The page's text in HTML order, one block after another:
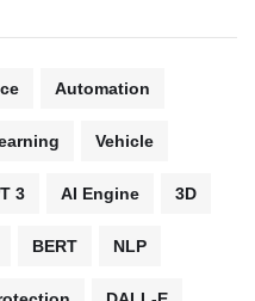
Automation
Vehicle
3 AI Engine 3D
BERT NLP